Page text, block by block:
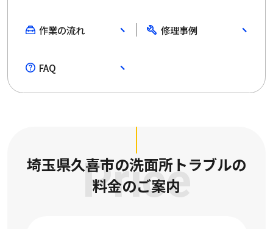
作業の流れ 修理事例
FAQ
Price
埼玉県久喜市の洗面所トラブルの
料金のご案内